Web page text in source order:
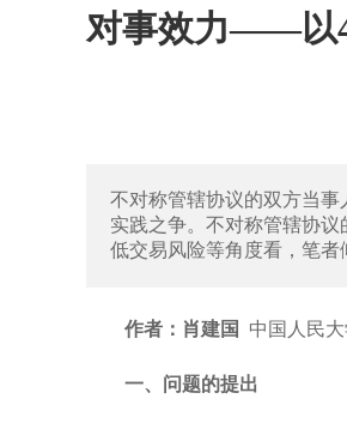
对事效力——以
不对称管辖协议的双方当
实践之争。不对称管辖协
低交易风险等角度看，笔者
作者：肖建国 中国人民
一、问题的提出